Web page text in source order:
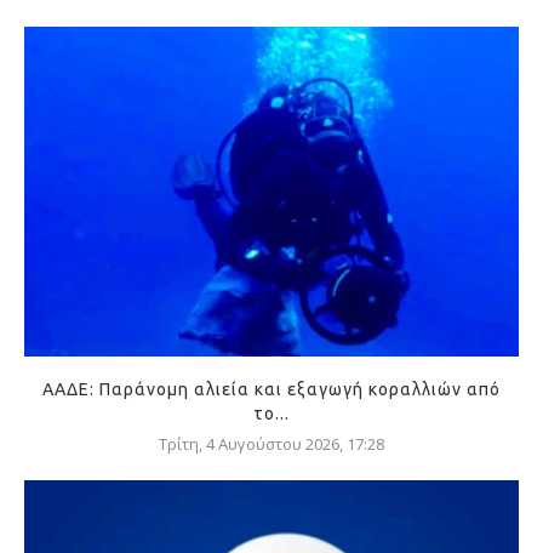
ΑΑΔΕ: Παράνομη αλιεία και εξαγωγή κοραλλιών από
το...
Τρίτη, 4 Αυγούστου 2026, 17:28